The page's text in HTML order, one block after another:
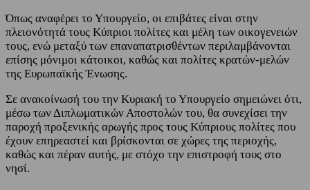
Όπως αναφέρει το Υπουργείο, οι επιβάτες είναι στην
πλειονότητά τους Κύπριοι πολίτες και μέλη των οικογενειών
τους, ενώ μεταξύ των επαναπατρισθέντων περιλαμβάνονται
επίσης μόνιμοι κάτοικοι, καθώς και πολίτες κρατών-μελών
της Ευρωπαϊκής Ένωσης.
Σε ανακοίνωσή του την Κυριακή το Υπουργείο σημειώνει ότι,
μέσω των Διπλωματικών Αποστολών του, θα συνεχίσει την
παροχή προξενικής αρωγής προς τους Κύπριους πολίτες που
έχουν επηρεαστεί και βρίσκονται σε χώρες της περιοχής,
καθώς και πέραν αυτής, με στόχο την επιστροφή τους στο
νησί.